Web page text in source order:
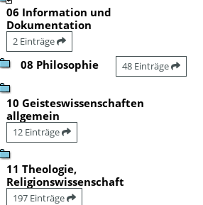
06 Information und
Dokumentation
2 Einträge
08 Philosophie 48 Einträge
10 Geisteswissenschaften
allgemein
12 Einträge
11 Theologie,
Religionswissenschaft
197 Einträge